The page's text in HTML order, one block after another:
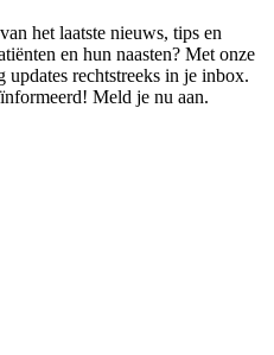
het laatste nieuws, tips en
en hun naasten? Met onze
rechtstreeks in je inbox.
Meld je nu aan.